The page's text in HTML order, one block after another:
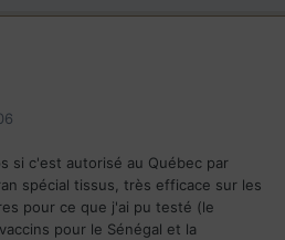
si c'est autorisé au Québec par
spécial tissus, très efficace sur les
pour ce que j'ai pu testé (le
pour le Sénégal et la